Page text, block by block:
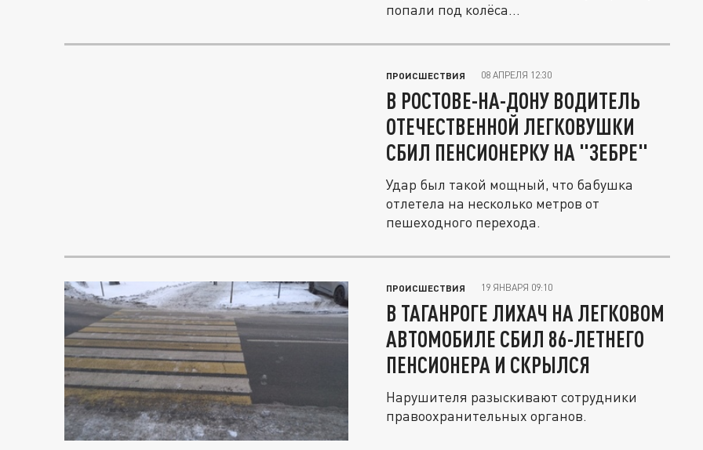
попали под колёса...
ПРОИСШЕСТВИЯ 08 АПРЕЛЯ 12:30
В РОСТОВЕ-НА-ДОНУ ВОДИТЕЛЬ
ОТЕЧЕСТВЕННОЙ ЛЕГКОВУШКИ
СБИЛ ПЕНСИОНЕРКУ НА "ЗЕБРЕ"
Удар был такой мощный, что бабушка
отлетела на несколько метров от
пешеходного перехода.
ПРОИСШЕСТВИЯ 19 ЯНВАРЯ 09:10
В ТАГАНРОГЕ ЛИХАЧ НА ЛЕГКОВОМ
АВТОМОБИЛЕ СБИЛ 86-ЛЕТНЕГО
ПЕНСИОНЕРА И СКРЫЛСЯ
Нарушителя разыскивают сотрудники
правоохранительных органов.